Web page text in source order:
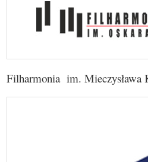
Filharmonia im. Mieczysława